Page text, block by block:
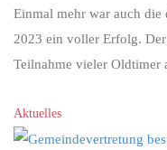
Einmal mehr war auch die
2023 ein voller Erfolg.
Teilnahme vieler Oldtimer
Aktuelles